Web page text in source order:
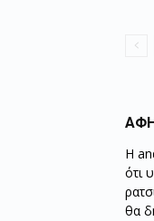
Η
ότι
θα